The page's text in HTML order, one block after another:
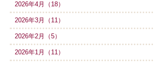
2026年4月（18）
2026年3月（11）
2026年2月（5）
2026年1月（11）